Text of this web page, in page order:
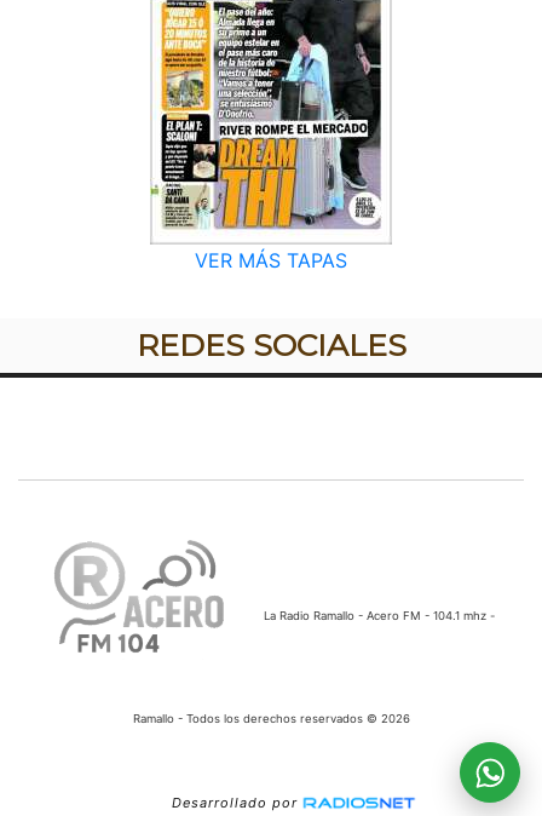
VER MÁS TAPAS
REDES SOCIALES
La Radio Ramallo - Acero FM - 104.1 mhz -
Ramallo - Todos los derechos reservados © 2026
Desarrollado por